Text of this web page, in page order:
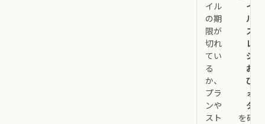
イル
の期
限が
切れ
てい
る
か、
プラ
ンや
スト
イ
ル、
スト
レー
ジ、
およ
びク
ォー
タ
を確